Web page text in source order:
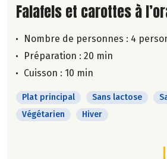
Lire la suite de la recette
Falafels et carottes à
Nombre de personnes : 4
Préparation : 20 min
Cuisson : 10 min
Plat principal Sans lactose
Végétarien
Hiver